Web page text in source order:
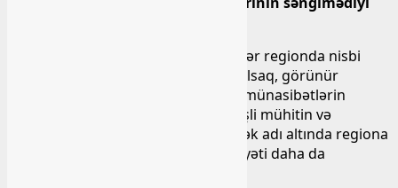
Aİ missiyasının regiona gəlişinə qədər regionda nisbi
sakitliyin hökm sürdüyünü nəzərə alsaq, görünür
Ermənistanla Azərbaycan arasında münasibətlərin
normallaşması istiqamətində əlverişli mühitin və
etimadın yaradılmasına töhfə vermək adı altında regiona
gələn missiya əslində mövcud vəziyyəti daha da